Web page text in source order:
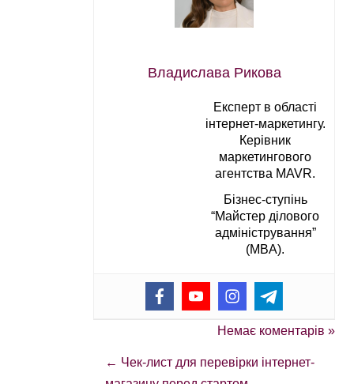
Владислава Рикова
Експерт в області
інтернет-маркетингу.
Керівник
маркетингового
агентства MAVR.
Бізнес-ступінь
“Майстер ділового
адміністрування”
(MBA).
Немає коментарів »
← Чек-лист для перевірки інтернет-